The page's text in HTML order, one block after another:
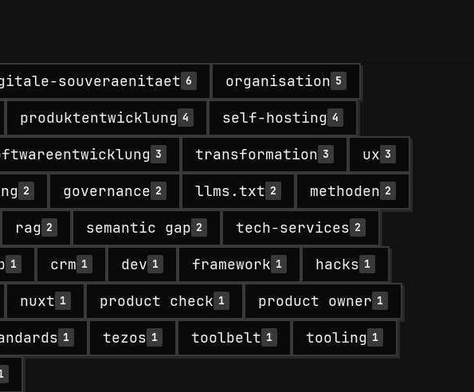
souveraenitaet 6 organisation 5
produktentwicklung 4 self-hosting 4
3 transformation 3 ux 3
2 governance 2 llms.txt 2 methoden 2
rag 2 semantic gap 2 tech-services 2
1 crm 1 dev 1 framework 1 hacks 1
nuxt 1 product check 1 product owner 1
1 tezos 1 toolbelt 1 tooling 1